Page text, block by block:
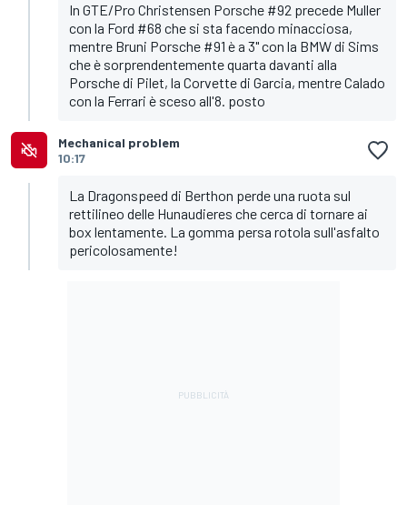
In GTE/Pro Christensen Porsche #92 precede Muller
con la Ford #68 che si sta facendo minacciosa,
mentre Bruni Porsche #91 è a 3" con la BMW di Sims
che è sorprendentemente quarta davanti alla
Porsche di Pilet, la Corvette di Garcia, mentre Calado
con la Ferrari è sceso all'8. posto
Mechanical problem
10:17
La Dragonspeed di Berthon perde una ruota sul
rettilineo delle Hunaudieres che cerca di tornare ai
box lentamente. La gomma persa rotola sull'asfalto
pericolosamente!